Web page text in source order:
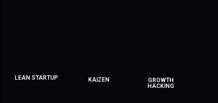
LEAN STARTUP KAIZEN
GROWTH
HACKING